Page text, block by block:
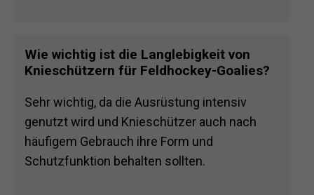
Wie wichtig ist die Langlebigkeit von
Knieschützern für Feldhockey-Goalies?
Sehr wichtig, da die Ausrüstung intensiv
genutzt wird und Knieschützer auch nach
häufigem Gebrauch ihre Form und
Schutzfunktion behalten sollten.